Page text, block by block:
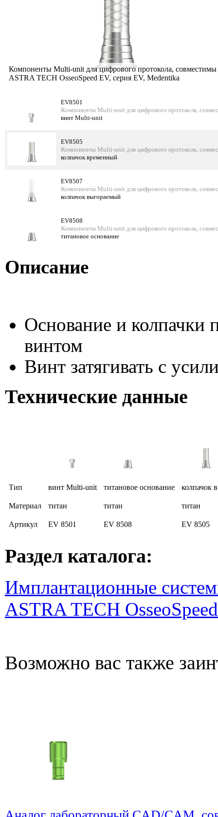
Компоненты Multi-unit для цифрового протокола, совместимы
ASTRA TECH OsseoSpeed EV, серия EV, Medentika
EV8501
Компоненты Multi-unit для цифрового протокола,
винт Multi-unit
EV8505
Компоненты Multi-unit для цифрового протокола,
колпачок временный
EV8507
Компоненты Multi-unit для цифрового протокола,
колпачок выгораемый
EV8508
Компоненты Multi-unit для цифрового протокола,
титановое основание
Описание
Основание и колпачки
винтом
Винт затягивать с
Технические данные
Тип винт Multi-unit титановое основание колпачок
Материал титан титан титан
Артикул EV 8501 EV 8508 EV 8505
Раздел каталога:
Имплантационные
ASTRA TECH
Возможно вас также